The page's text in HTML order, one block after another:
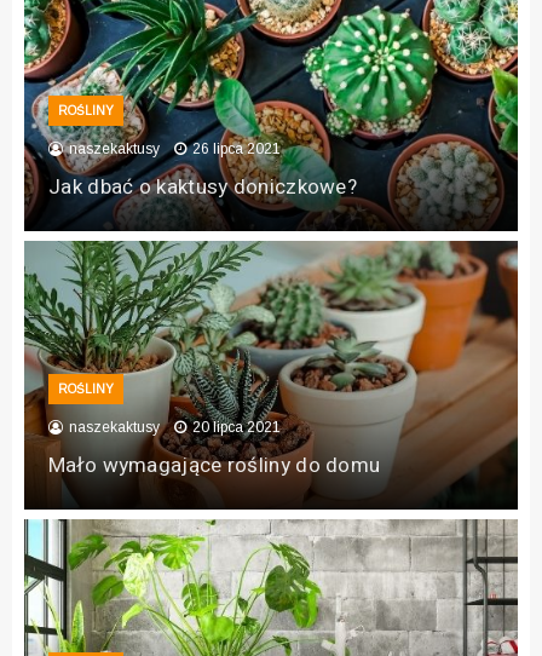
ROŚLINY
naszekaktusy 26 lipca 2021
Jak dbać o kaktusy doniczkowe?
ROŚLINY
naszekaktusy 20 lipca 2021
Mało wymagające rośliny do domu